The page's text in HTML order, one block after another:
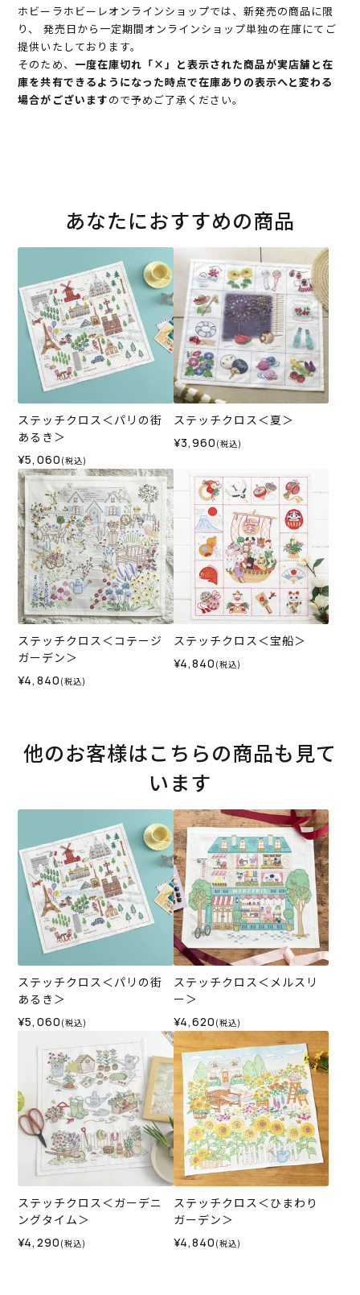
ホビーラホビーレオンラインショップでは、新発売の商品に限
り、 発売日から一定期間オンラインショップ単独の在庫にてご
提供いたしております。
そのため、 一度在庫切れ「×」と表示された商品が実店舗と在
庫を共有できるようになった時点で在庫ありの表示へと変わる
場合がございますので予めご了承ください。
あなたにおすすめの商品
ステッチクロス＜パリの街
あるき＞
¥5,060 (税込)
ステッチクロス＜夏＞
¥3,960 (税込)
ステッチクロス＜コテージ
ガーデン＞
¥4,840 (税込)
ステッチクロス＜宝船＞
¥4,840 (税込)
他のお客様はこちらの商品も見て
います
ステッチクロス＜パリの街
あるき＞
¥5,060 (税込)
ステッチクロス＜メルスリ
ー＞
¥4,620 (税込)
ステッチクロス＜ガーデニ
ングタイム＞
¥4,290 (税込)
ステッチクロス＜ひまわり
ガーデン＞
¥4,840 (税込)